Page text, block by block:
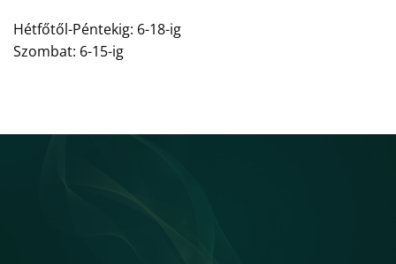
Hétfőtől-Péntekig: 6-18-ig
Szombat: 6-15-ig